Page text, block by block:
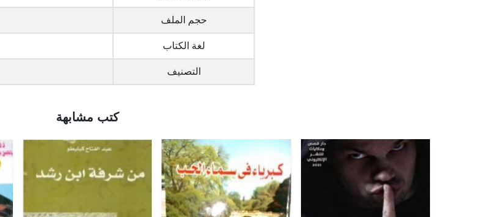
حجم الملف
لغة الكتاب
التصنيف
كتب مشابهة